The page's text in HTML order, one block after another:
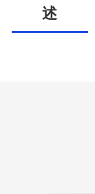
述